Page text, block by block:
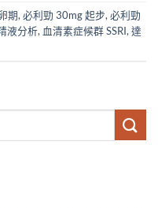
期, 必利勁 30mg 起步, 必利勁
液分析, 血清素症候群 SSRI, 達